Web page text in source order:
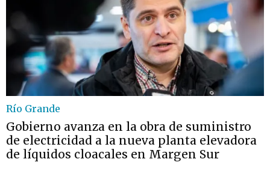
Río Grande
Gobierno avanza en la obra de suministro
de electricidad a la nueva planta elevadora
de líquidos cloacales en Margen Sur